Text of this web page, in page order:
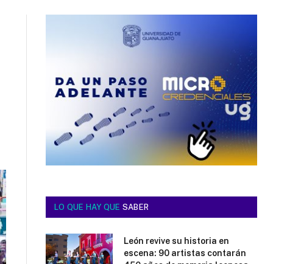
LO QUE HAY QUE SABER
León revive su historia en
escena: 90 artistas contarán